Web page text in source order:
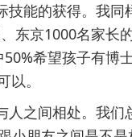
能的获得。我同
东京1000名家长
希望孩子有博
。
之间相处。我们